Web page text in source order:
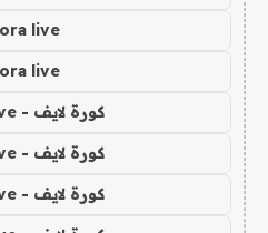
live
live
كورة لايف - koora live
كورة لايف - koora live
كورة لايف - koora live